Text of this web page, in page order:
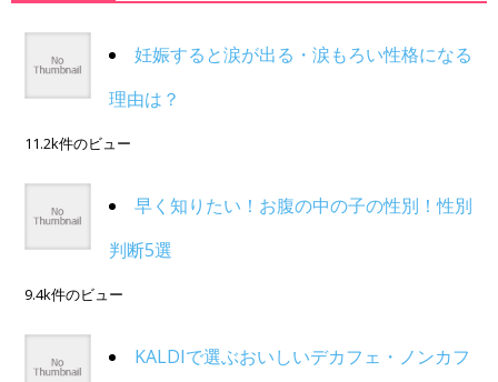
妊娠すると涙が出る・涙もろい性格になる
理由は？
11.2k件のビュー
早く知りたい！お腹の中の子の性別！性別
判断5選
9.4k件のビュー
KALDIで選ぶおいしいデカフェ・ノンカフ